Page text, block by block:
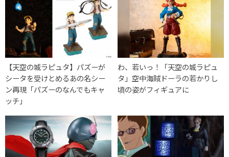
【天空の城ラピュタ】パズーが
シータを受けとめるあの名シー
ン再現「パズーのなんでもキャ
ッチ」
わ、若いっ！「天空の城ラピュ
タ」空中海賊ドーラの若かりし
頃の姿がフィギュアに